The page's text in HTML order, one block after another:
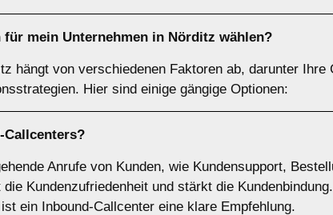
mein Unternehmen in Nörditz wählen?
hängt von verschiedenen Faktoren ab, darunter Ihre
Hier sind einige gängige Optionen:
Callcenters?
Anrufe von Kunden, wie Kundensupport,
Kundenzufriedenheit und stärkt die
ein Inbound-Callcenter eine klare Empfehlung.